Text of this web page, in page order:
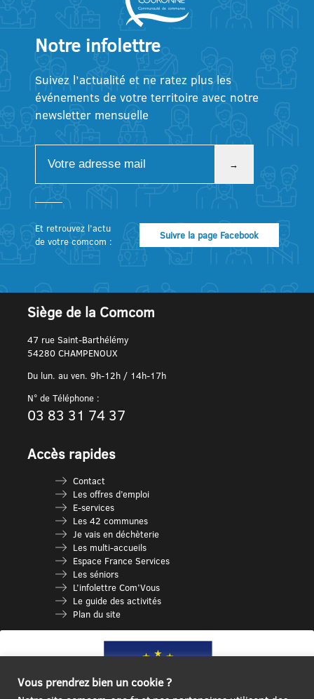
Notre infolettre
Suivez l’actualité et ne ratez plus les
événements de votre territoire avec notre
newsletter mensuelle
Et retrouvez l’actu
de votre comcom :
Suivre la page Facebook
Siège de la Comcom
47 rue Saint-Barthélémy
54280 CHAMPENOUX
Du lun. au ven. 9h-12h / 14h-17h
N° de Téléphone :
03 83 31 74 37
Accès rapides
Contact
Les offres d’emploi
E-services
Les 42 communes
Je vais en déchèterie
Les multi-accueils
Espace France Services
Les séniors
L’infolettre Com’Vous
Le guide des activités
Plan du site
Vous prendrez bien un cookie ?